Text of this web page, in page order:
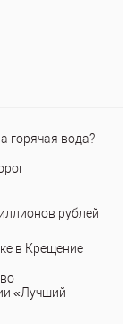
горячая вода?
рублей
в Крещение
«Лучший